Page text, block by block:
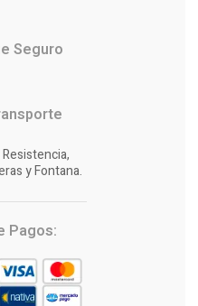
Seguro
y Fontana.
Pagos: